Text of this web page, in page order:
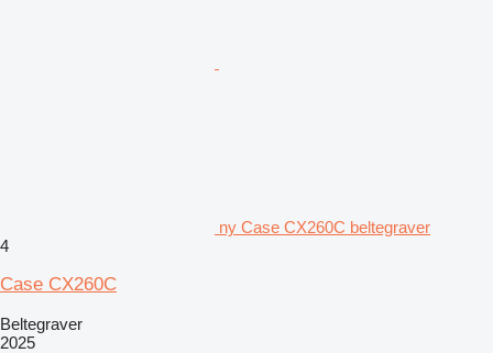
ny Case CX260C beltegraver
4
Case CX260C
Beltegraver
2025